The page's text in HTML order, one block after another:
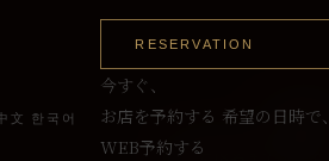
文 한국어
RESERVATION
今すぐ、
お店を予約する 希望の日時で、
WEB予約する
～12名
最大18名まで入室可